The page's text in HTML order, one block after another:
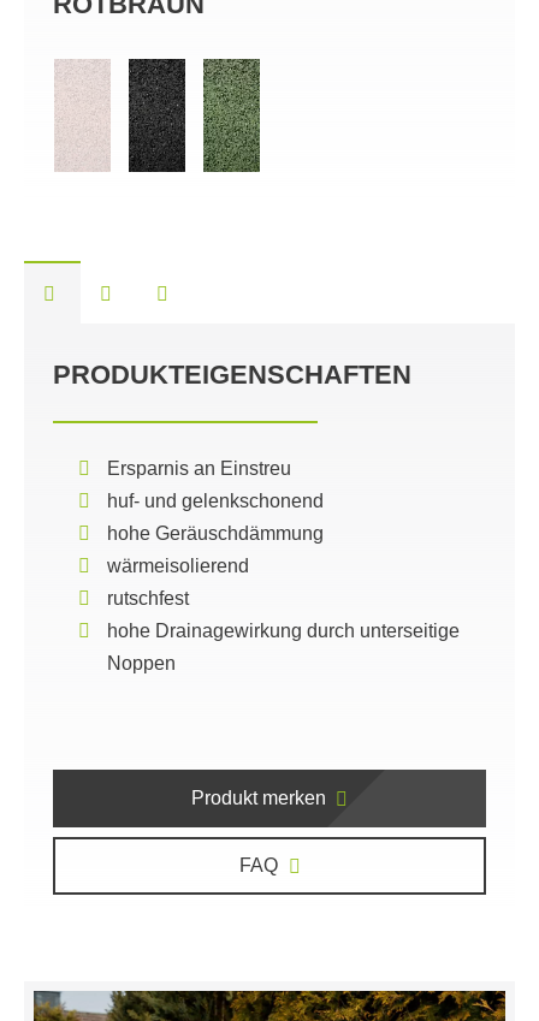
PRODUKTEIGENSCHAFTEN
Ersparnis an Einstreu
huf- und gelenkschonend
hohe Geräuschdämmung
wärmeisolierend
rutschfest
hohe Drainagewirkung durch unterseitige
Noppen
Produkt merken
FAQ